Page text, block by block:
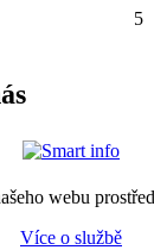
5
webu
Více o službě